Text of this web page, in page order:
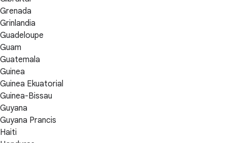
Grenada
Grinlandia
Guadeloupe
Guam
Guatemala
Guinea
Guinea Ekuatorial
Guinea-Bissau
Guyana
Guyana Prancis
Haiti